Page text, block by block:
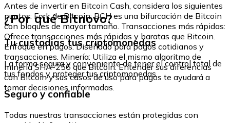
Antes de invertir en Bitcoin Cash, considera los siguientes
puntos: Fork de Bitcoin: BCH es una bifurcación de Bitcoin
con bloques de mayor tamaño. Transacciones más rápidas:
Ofrece transacciones más rápidas y baratas que Bitcoin.
Enfoque en pagos: Diseñado para pagos cotidianos y
transacciones. Minería: Utiliza el mismo algoritmo de
minería SHA-256 que Bitcoin. Entender sus diferencias
con Bitcoin y sus casos de uso para pagos te ayudará a
tomar decisiones informadas.
¿Por qué Bitnovo?
Tu custodias tus criptomonedas
La forma segura y conveniente de tener el control total de
tus fondos y proteger tus criptomonedas.
Seguro y confiable
Todas nuestras transacciones están protegidas con